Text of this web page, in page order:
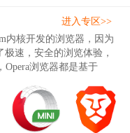
器
内核开发的浏览器，因为
速，安全的浏览体验，
Opera浏览器都是基于
索、翻译、密码管理及扩
提升效率，通过谷歌账号
进入专区>>